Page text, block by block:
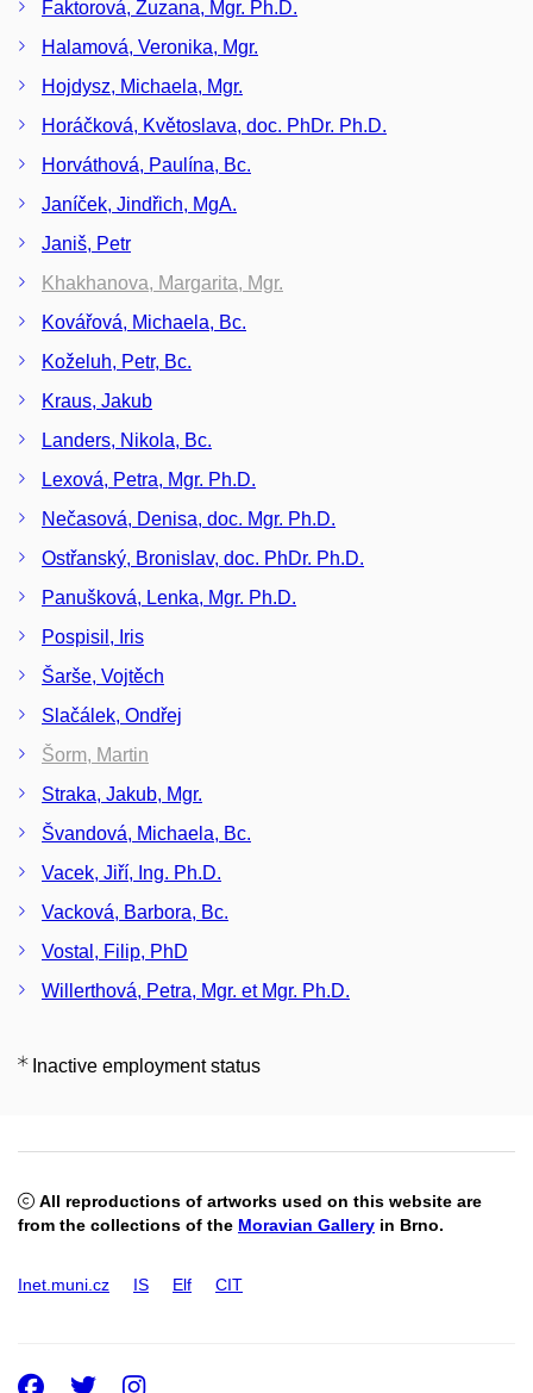
Faktorová, Zuzana, Mgr. Ph.D.
Halamová, Veronika, Mgr.
Hojdysz, Michaela, Mgr.
Horáčková, Květoslava, doc. PhDr. Ph.D.
Horváthová, Paulína, Bc.
Janíček, Jindřich, MgA.
Janiš, Petr
Khakhanova, Margarita, Mgr.
Kovářová, Michaela, Bc.
Koželuh, Petr, Bc.
Kraus, Jakub
Landers, Nikola, Bc.
Lexová, Petra, Mgr. Ph.D.
Nečasová, Denisa, doc. Mgr. Ph.D.
Ostřanský, Bronislav, doc. PhDr. Ph.D.
Panušková, Lenka, Mgr. Ph.D.
Pospisil, Iris
Šarše, Vojtěch
Slačálek, Ondřej
Šorm, Martin
Straka, Jakub, Mgr.
Švandová, Michaela, Bc.
Vacek, Jiří, Ing. Ph.D.
Vacková, Barbora, Bc.
Vostal, Filip, PhD
Willerthová, Petra, Mgr. et Mgr. Ph.D.
Inactive employment status
All reproductions of artworks used on this website are
from the collections of the Moravian Gallery in Brno.
Inet.muni.cz IS Elf CIT
Facebook
Twitter
Instagram